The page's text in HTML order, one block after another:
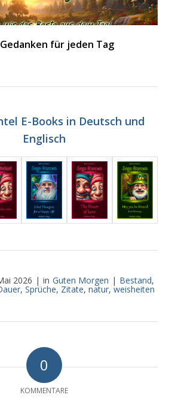
für jeden Tag
E-Books in Deutsch und
Englisch
2026 | in Guten Morgen | Bestand,
,Sprüche, Zitate,natur,weisheiten
0
KOMMENTARE